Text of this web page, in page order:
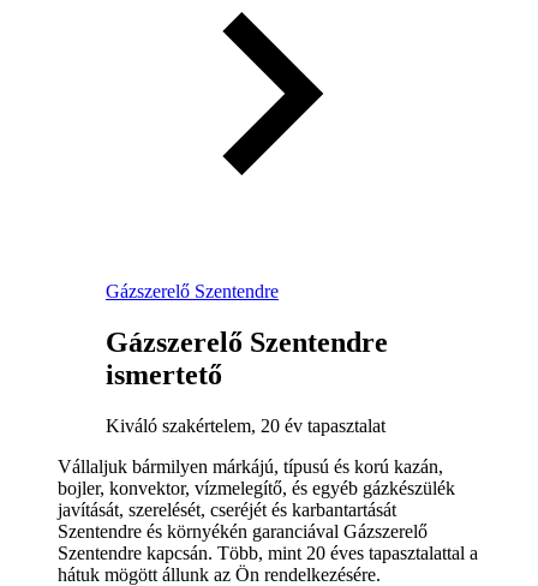
Gázszerelő Szentendre
Gázszerelő Szentendre
ismertető
Kiváló szakértelem, 20 év tapasztalat
Vállaljuk bármilyen márkájú, típusú és korú kazán,
bojler, konvektor, vízmelegítő, és egyéb gázkészülék
javítását, szerelését, cseréjét és karbantartását
Szentendre és környékén garanciával Gázszerelő
Szentendre kapcsán. Több, mint 20 éves tapasztalattal a
hátuk mögött állunk az Ön rendelkezésére.